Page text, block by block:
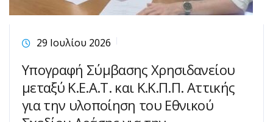
29 Ιουλίου 2026
Υπογραφή Σύμβασης Χρησιδανείου
μεταξύ Κ.Ε.Α.Τ. και Κ.Κ.Π.Π. Αττικής
για την υλοποίηση του Εθνικού